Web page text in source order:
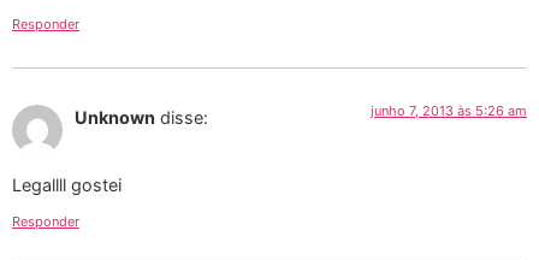
Responder
Unknown disse: junho 7, 2013 às 5:26 am
Legallll gostei
Responder